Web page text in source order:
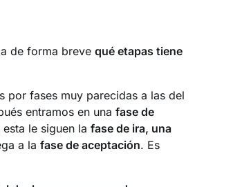
de forma brevequé etapas tiene
por fases muy parecidas a las del
entramos en unafase de
esta le siguen lafase de ira, una
a lafase de aceptación. Es